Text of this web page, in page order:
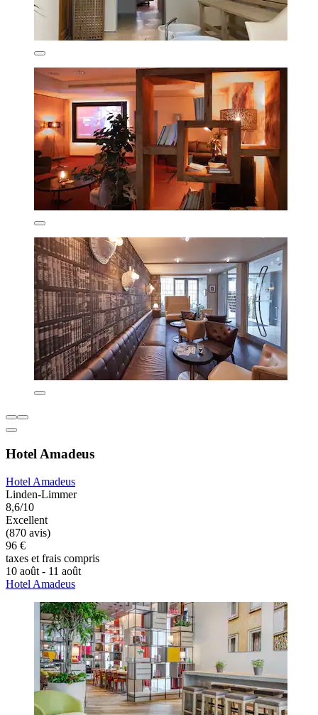
Hotel Amadeus
Hotel Amadeus
Linden-Limmer
8,6/10
Excellent
(870 avis)
96 €
taxes et frais compris
10 août - 11 août
Hotel Amadeus